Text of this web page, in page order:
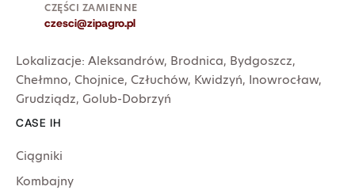
CZĘŚCI ZAMIENNE
czesci@zipagro.pl
Lokalizacje: Aleksandrów, Brodnica, Bydgoszcz,
Chełmno, Chojnice, Człuchów, Kwidzyń, Inowrocław,
Grudziądz, Golub-Dobrzyń
CASE IH
Ciągniki
Kombajny